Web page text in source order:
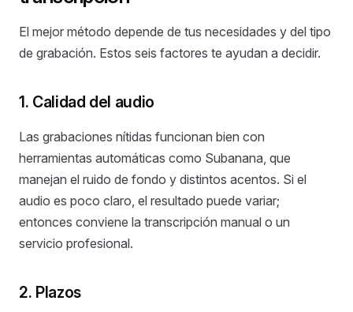
El mejor método depende de tus necesidades y del tipo
de grabación. Estos seis factores te ayudan a decidir.
1. Calidad del audio
Las grabaciones nítidas funcionan bien con
herramientas automáticas como Subanana, que
manejan el ruido de fondo y distintos acentos. Si el
audio es poco claro, el resultado puede variar;
entonces conviene la transcripción manual o un
servicio profesional.
2. Plazos